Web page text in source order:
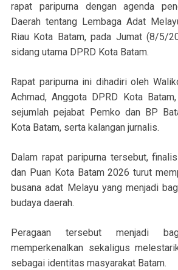
rapat paripurna dengan agenda
Daerah tentang Lembaga Adat
Riau Kota Batam, pada Jumat (8/5/
sidang utama DPRD Kota Batam.
Rapat paripurna ini dihadiri oleh
Achmad, Anggota DPRD Kota
sejumlah pejabat Pemko dan BP
Kota Batam, serta kalangan jurnalis.
Dalam rapat paripurna tersebut,
dan Puan Kota Batam 2026 turut
busana adat Melayu yang menjadi
budaya daerah.
Peragaan tersebut menjadi
memperkenalkan sekaligus
sebagai identitas masyarakat Batam.